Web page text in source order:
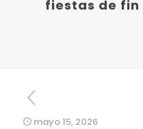
fiestas de fin
mayo 15, 2026